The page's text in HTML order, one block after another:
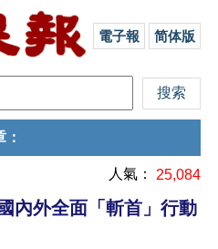
電子報 简体版
：
人氣： 25,084
內外全面「斬首」行動